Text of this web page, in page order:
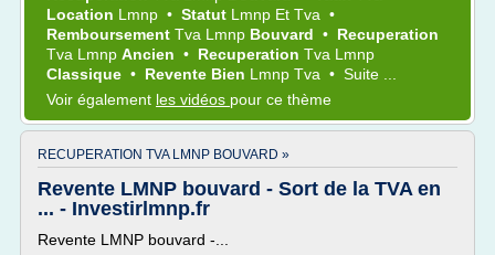
Location Lmnp • Statut Lmnp Et Tva •
Remboursement Tva Lmnp Bouvard • Recuperation
Tva Lmnp Ancien • Recuperation Tva Lmnp
Classique • Revente Bien Lmnp Tva • Suite ...
Voir également les vidéos pour ce thème
RECUPERATION TVA LMNP BOUVARD »
Revente LMNP bouvard - Sort de la TVA en
... - Investirlmnp.fr
Revente LMNP bouvard -...